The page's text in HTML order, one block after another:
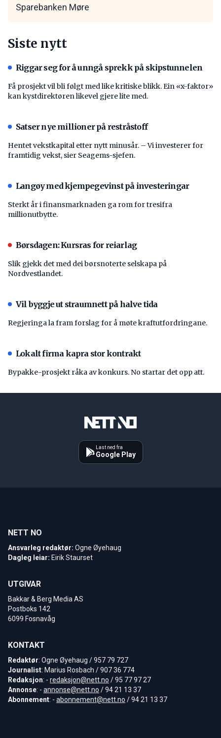
Sparebanken Møre
Siste nytt
Riggar seg for å unngå sprekk på skipstunnelen
Få prosjekt vil bli følgt med like kritiske blikk. Ein «x-faktor»
kan kystdirektøren likevel gjere lite med.
Satser nye millioner på restråstoff
Hentet vekstkapital etter nytt minusår. – Vi investerer for
framtidig vekst, sier Seagems-sjefen.
Langøy med kjempegevinst på investeringar
Sterkt år i finansmarknaden ga rom for tresifra
millionutbytte.
Børsdagen: Kursras for reiarlag
Slik gjekk det med dei børsnoterte selskapa på
Nordvestlandet.
Vil byggje ut straumnett på halve tida
Regjeringa la fram forslag for å møte kraftutfordringane.
Lokalt firma kapra stor kontrakt
Bypakke-prosjekt råka av konkurs. No startar det opp att.
Last ned fra
Google Play
NETT NO
Ansvarleg redaktør: Ogne Øyehaug
Dagleg leiar: Eirik Staurset
UTGIVAR
Bakkar & Berg Media AS
Postboks 142
6099 Fosnavåg
KONTAKT
Redaktør: Ogne Øyehaug / 957 79 727
Journalist: Marius Rosbach / 907 36 774
Redaksjon: - redaksjon@nett.no / 95 77 97 27
Annonse: - annonse@nett.no / 94 21 13 37
Abonnement: - abonnement@nett.no / 94 21 13 37